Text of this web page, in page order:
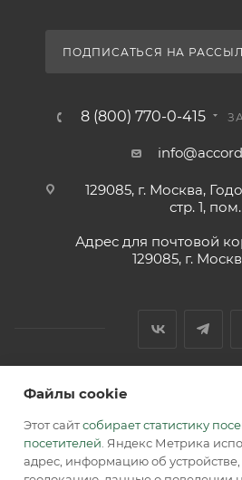
ПОДПИСАТЬСЯ НА
8 (800) 770-0-415
129085, г. Москва,
стр. 1,
Адрес для почтовой
129085, г.
2026 © Обращаем Ваше
информация, размещенная
информационный характер и не
офертой, определяемой
Файлы cookie
Этот сайтсобирает статистику
посетителей . Яндекс Метрика
адрес, информацию об устройстве,